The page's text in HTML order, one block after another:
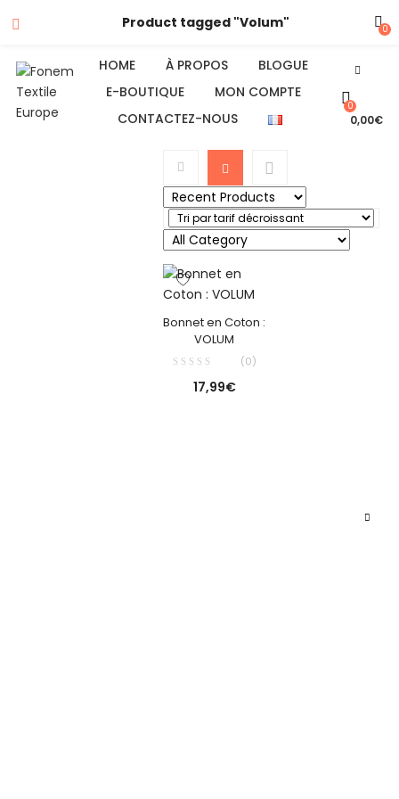
Product tagged "Volum" 0
HOME À PROPOS
BLOGUE
E-BOUTIQUE
MON COMPTE
CONTACTEZ-NOUS
0
0,00€
Bonnet en Coton :
VOLUM
(0)
17,99€